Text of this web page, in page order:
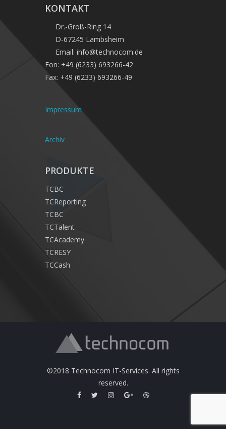
KONTAKT
Dr.-Groß-Ring 14
D-67245 Lambsheim
Email: info@technocom.de
Fon: +49 (6233) 693266-42
Fax: +49 (6233) 693266-49
Impressum
Archiv
PRODUKTE
TCBC
TCReporting
TCBC
TCTalent
TCAcademy
TCRESY
TCCash
©2018 Technocom IT-Services. All rights
reserved.